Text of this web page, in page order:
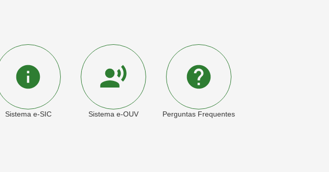
Sistema e-SIC Sistema e-OUV Perguntas Frequentes